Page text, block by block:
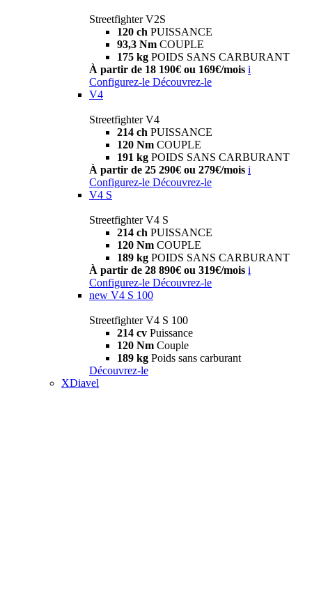
Streetfighter V2S
120 ch PUISSANCE
93,3 Nm COUPLE
175 kg POIDS SANS CARBURANT
À partir de 18 190€ ou 169€/mois i
Configurez-le Découvrez-le
V4
Streetfighter V4
214 ch PUISSANCE
120 Nm COUPLE
191 kg POIDS SANS CARBURANT
À partir de 25 290€ ou 279€/mois i
Configurez-le Découvrez-le
V4 S
Streetfighter V4 S
214 ch PUISSANCE
120 Nm COUPLE
189 kg POIDS SANS CARBURANT
À partir de 28 890€ ou 319€/mois i
Configurez-le Découvrez-le
new V4 S 100
Streetfighter V4 S 100
214 cv Puissance
120 Nm Couple
189 kg Poids sans carburant
Découvrez-le
XDiavel